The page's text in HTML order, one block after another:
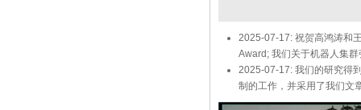
2025-07-17: 祝贺高鸿涛和
Award; 我们关于机器人集
2025-07-17: 我们的研究得
制的工作，并采用了我们文